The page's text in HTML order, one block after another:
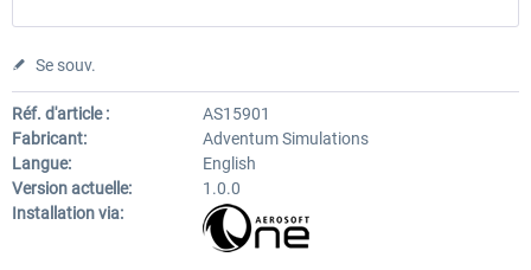
Se souv.
Réf. d'article :
AS15901
Fabricant:
Adventum Simulations
Langue:
English
Version actuelle:
1.0.0
Installation via: